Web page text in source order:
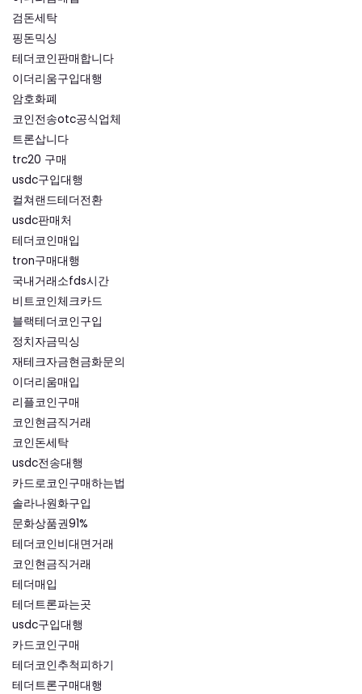
검돈세탁
핑돈믹싱
테더코인판매합니다
이더리움구입대행
암호화폐
코인전송otc공식업체
트론삽니다
trc20 구매
usdc구입대행
컬쳐랜드테더전환
usdc판매처
테더코인매입
tron구매대행
국내거래소fds시간
비트코인체크카드
블랙테더코인구입
정치자금믹싱
재테크자금현금화문의
이더리움매입
리플코인구매
코인현금직거래
코인돈세탁
usdc전송대행
카드로코인구매하는법
솔라나원화구입
문화상품권91%
테더코인비대면거래
코인현금직거래
테더매입
테더트론파는곳
usdc구입대행
카드코인구매
테더코인추척피하기
테더트론구매대행